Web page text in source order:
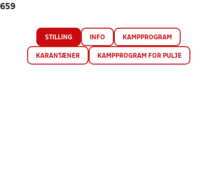
659
STILLING INFO KAMPPROGRAM
KARANTÆNER KAMPPROGRAM FOR PULJE